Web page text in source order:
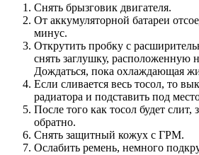
Снять брызговик двигателя.
От аккумуляторной батареи
минус.
Открутить пробку с
снять заглушку, расположенную
Дождаться, пока охлаждающая
Если сливается весь тосол, то
радиатора и подставить под
После того как тосол будет слит,
обратно.
Снять защитный кожух с ГРМ.
Ослабить ремень, немного